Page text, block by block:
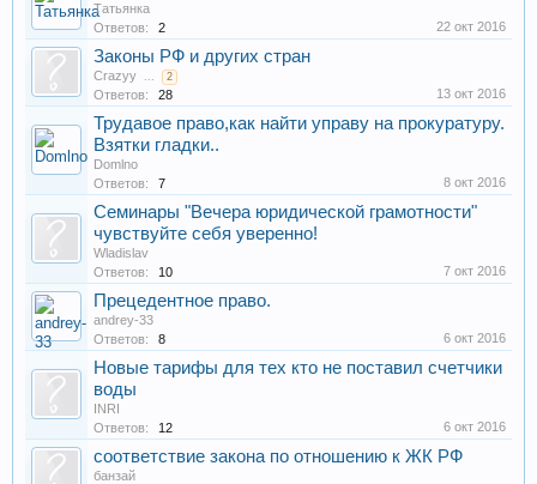
Татьянка
Ответов:
2 22 окт 2016
Законы РФ и других стран
Crazyy ... 2
Ответов: 28 13 окт 2016
Трудавое право,как найти управу на прокуратуру.
Взятки гладки..
Domlno
Ответов:
7 8 окт 2016
Семинары "Вечера юридической грамотности"
чувствуйте себя уверенно!
Wladislav
Ответов:
10 7 окт 2016
Прецедентное право.
andrey-33
Ответов:
8 6 окт 2016
Новые тарифы для тех кто не поставил счетчики
воды
INRI
Ответов:
12 6 окт 2016
соответствие закона по отношению к ЖК РФ
банзай